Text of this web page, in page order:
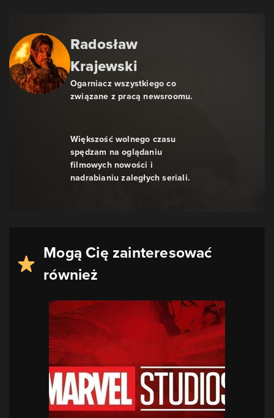
Radosław
Krajewski
Ogarniacz wszystkiego co
związane z pracą newsroomu.
Większość wolnego czasu
spędzam na oglądaniu
filmowych nowości i
nadrabianiu zaległych seriali.
Mogą Cię zainteresować
również